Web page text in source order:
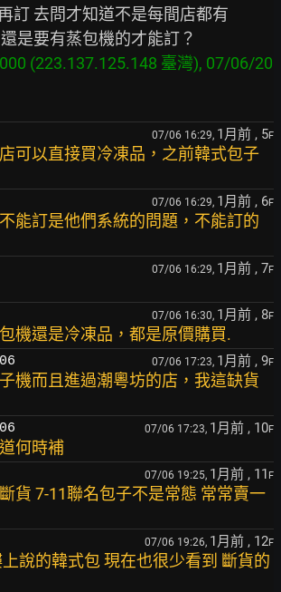
訂 去問才知道不是每間店都有
(223.137.125.148 臺灣), 07/06/20
07/06 16:29, 1月前 , 5F
可以直接買冷凍品，之前韓式包子
07/06 16:29, 1月前 , 6F
能訂是他們系統的問題，不能訂的
07/06 16:29, 1月前 , 7F
07/06 16:30, 1月前 , 8F
機還是冷凍品，都是原價購買.
07/06 17:23, 1月前 , 9F
機而且進過潮粵坊的店，我這缺貨
07/06 17:23, 1月前 , 10F
何時補
07/06 19:25, 1月前 , 11 F
貨 7-11聯名包子不是常態 常常賣一
07/06 19:26, 1月前 , 12F
說的韓式包 現在也很少看到 斷貨的